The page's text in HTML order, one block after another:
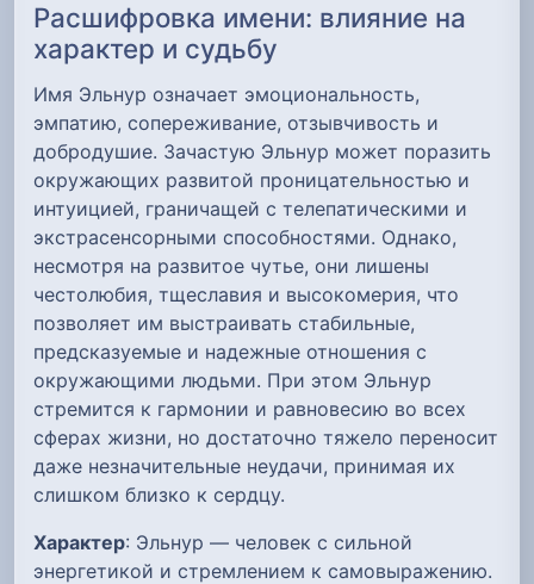
Расшифровка имени: влияние на
характер и судьбу
Имя Эльнур означает эмоциональность,
эмпатию, сопереживание, отзывчивость и
добродушие. Зачастую Эльнур может поразить
окружающих развитой проницательностью и
интуицией, граничащей с телепатическими и
экстрасенсорными способностями. Однако,
несмотря на развитое чутье, они лишены
честолюбия, тщеславия и высокомерия, что
позволяет им выстраивать стабильные,
предсказуемые и надежные отношения с
окружающими людьми. При этом Эльнур
стремится к гармонии и равновесию во всех
сферах жизни, но достаточно тяжело переносит
даже незначительные неудачи, принимая их
слишком близко к сердцу.
Характер: Эльнур — человек с сильной
энергетикой и стремлением к самовыражению.